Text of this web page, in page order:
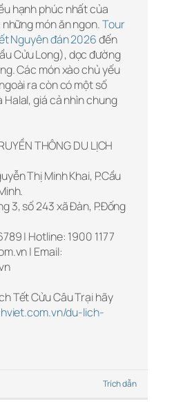
hạnh phúc nhất của
món ăn ngon.Tour
Nguyên đán 2026đến
Cửu Long), dọc đường
Các món xào chủ yếu
ra còn có một số
Halal, giá cả nhìn chung
THÔNG DU LỊCH
Thị Minh Khai, P.Cầu
3, số 243 xã Đàn, P.Đống
| Hotline: 1900 1177
| Email:
Tết Cửu Câu Trại hãy
du-lich-
Trích dẫn